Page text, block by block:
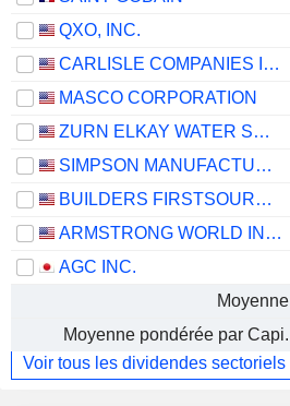
QXO, INC.
CARLISLE COMPANIES INCORPORATED
MASCO CORPORATION
ZURN ELKAY WATER SOLUTIONS CORPORATION
SIMPSON MANUFACTURING CO., INC.
BUILDERS FIRSTSOURCE, INC.
ARMSTRONG WORLD INDUSTRIES, INC.
AGC INC.
Moyenne
Moyenne pondérée par Capi.
Voir tous les dividendes sectoriels